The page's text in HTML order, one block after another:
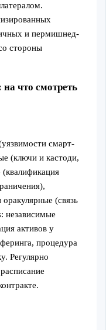
и пермишнед-
стороны
что смотреть
смарт-
(ключи и кастоди,
(связь
независимые
активов у
процедура
Регулярно